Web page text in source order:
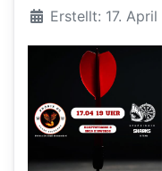
DetailsErstellt: 17.